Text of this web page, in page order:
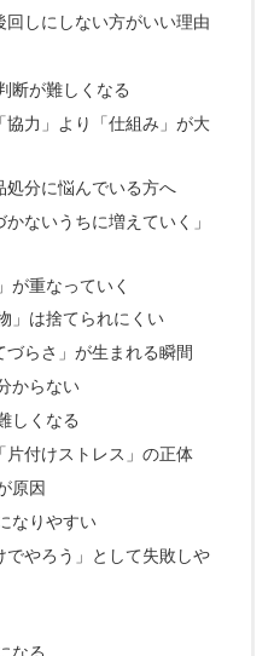
しにしない方がいい理由
断が難しくなる
力」より「仕組み」が大
処分に悩んでいる方へ
ないうちに増えていく」
が重なっていく
」は捨てられにくい
らさ」が生まれる瞬間
からない
しくなる
片付けストレス」の正体
原因
なりやすい
やろう」として失敗しや